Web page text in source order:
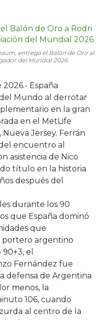
entrega el Balón de Oro al
del Mundial 2026.
2026.- España
Mundo al derrotar
en la gran
en el MetLife
Jersey. Ferrán
encuentro al
asistencia de Nico
título en la historia
después del
durante los 90
que España dominó
que
portero argentino
el
Fernández fue
defensa de Argentina
menos, la
106, cuando
al centro de la